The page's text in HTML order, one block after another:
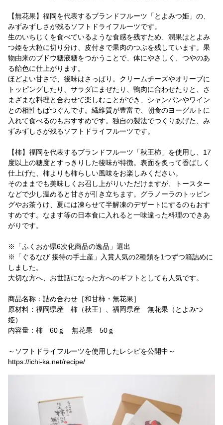
【無花果】福岡を代表するブランドフルーツ「とよみつ姫」の、
みずみずしさが残るソフトドライフルーツです。
生のいちじくを食べているような食感を残すため、潤果はとよみ
つ姫を大粒に切り分け、皮付きで果肉のつぶを残しています。果
物由来のブドウ糖液糖をつかうことで、体にやさしく、つやのあ
る飴色に仕上がります。
ほどよい甘さで、後味はさっぱり。クリームチーズやオリーブに
トッピングしたり、サラダにまぜたり、鴨肉に合わせたりと、さ
まざまな料理と合わせて楽しむことができ、シャンパンやワイン
との相性もばつぐんです。繊維質が豊富で、朝食のヨーグルトに
入れて食べるのもおすすめです。独自の製法でつくりあげた、み
ずみずしさが残るソフトドライフルーツです。
【柿】福岡を代表するブランドフルーツ「秋王柿」を使用し、17
度以上の糖度とすっきりした後味が特徴。表面を炙って香ばしく
仕上げた、柿よりも柿らしい風味をお楽しみください。
そのままでも美味しくお召し上がりいただけますが、トースター
などで少し温めると甘さが引き立ちます。グラノーラのトッピン
グやお茶うけ、夏には凍らせて半解凍のデザートにするのもおす
すめです。なます等の日本食に入れると一味違った料理のできあ
がりです。
※「ふくおか県6次化商品の逸品」選出
※「ぐるなび 接待の手土産」入賞人気の2種類を1つずつ箱詰めに
しました。
大切な方へ、お世話になった方へのギフトとしても人気です。
商品名称：詰め合わせ［和甘柿・無花果］
原材料：福岡県産 柿（秋王）、福岡県産 無花果（とよみつ
姫）
内容量：柿 60ｇ 無花果 50ｇ
～ソフトドライフルーツを使用したレシピを公開中～
https://ichi-ka.net/recipe/